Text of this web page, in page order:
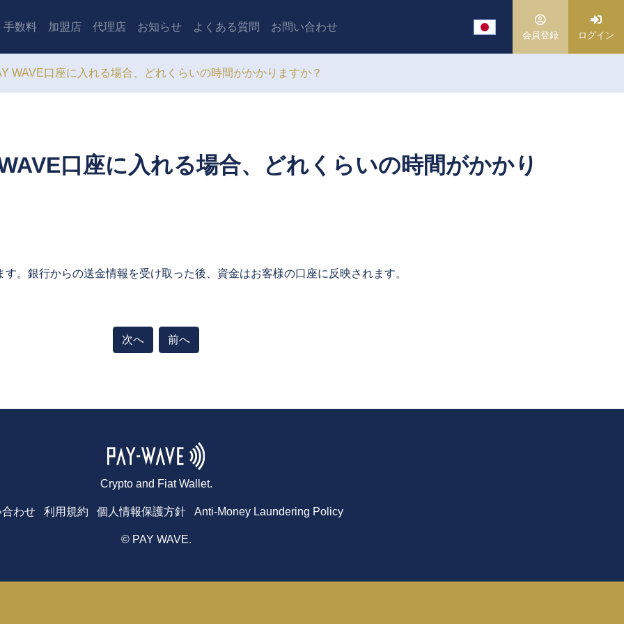
会員登録 ログイン
手数料 加盟店 代理店 お知らせ よくある質問 お問い合わせ
WAVE口座に入れる場合、どれくらいの時間がかかりますか？
口座に入れる場合、どれくらいの時間がかかり
。銀行からの送金情報を受け取った後、資金はお客様の口座に反映されます。
次へ 前へ
Crypto and Fiat Wallet.
わせ 利用規約 個人情報保護方針 Anti-Money Laundering Policy
© PAY WAVE.